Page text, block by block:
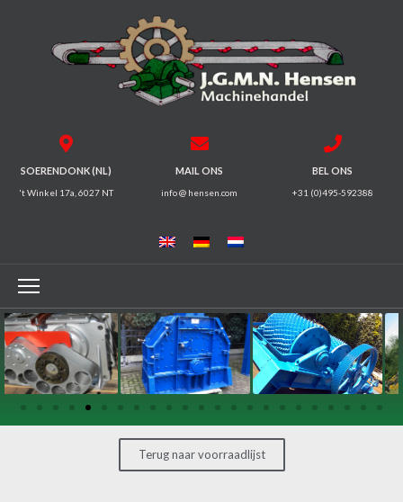
SOERENDONK (NL)
't Winkel 17a, 6027 NT
MAIL ONS
info @ hensen.com
BEL ONS
+31 (0)495-592388
MAGNEET
ELEKTROMOTOREN
TANDWIELKASTEN
OVERIGE
MACHINES
Terug naar voorraadlijst